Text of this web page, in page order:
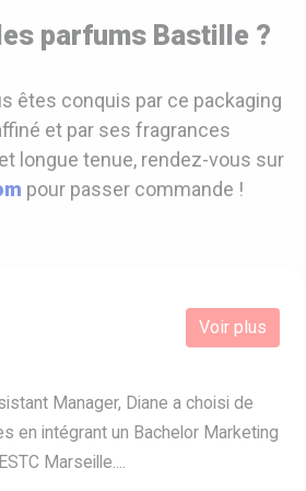
parfums Bastille ?
êtes conquis par ce packaging
et par ses fragrances
longue tenue, rendez-vous sur
pour passer commande !
Voir plus
Manager, Diane a choisi de
en intégrant un Bachelor Marketing
Marseille....